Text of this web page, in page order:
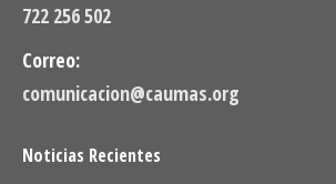
722 256 502
Correo:
comunicacion@caumas.org
Noticias Recientes